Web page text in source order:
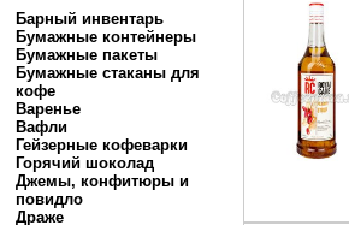
Барный инвентарь
Бумажные контейнеры
Бумажные пакеты
Бумажные стаканы для
кофе
Варенье
Вафли
Гейзерные кофеварки
Горячий шоколад
Джемы, конфитюры и
повидло
Драже